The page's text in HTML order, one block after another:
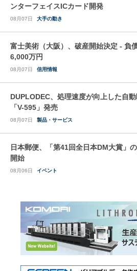
ンターフェイスICカード開発
08月07日 大手の動き
富士美術（大阪）、破産開始決定 - 負
6,000万円
08月07日 信用情報
DUPLODEC、処理速度が向上した自
「V-595」発売
08月07日 製品・サービス
日本郵便、「第41回全日本DM大賞」
開始
08月06日 イベント